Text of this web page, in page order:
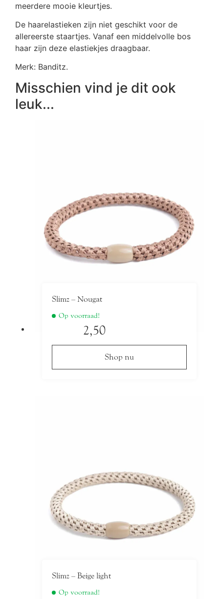
meerdere mooie kleurtjes.
De haarelastieken zijn niet geschikt voor de
allereerste staartjes. Vanaf een middelvolle bos
haar zijn deze elastiekjes draagbaar.
Merk: Banditz.
Misschien vind je dit ook
leuk...
Slimz – Nougat
Op voorraad!
2,50
Shop nu
Slimz – Beige light
Op voorraad!